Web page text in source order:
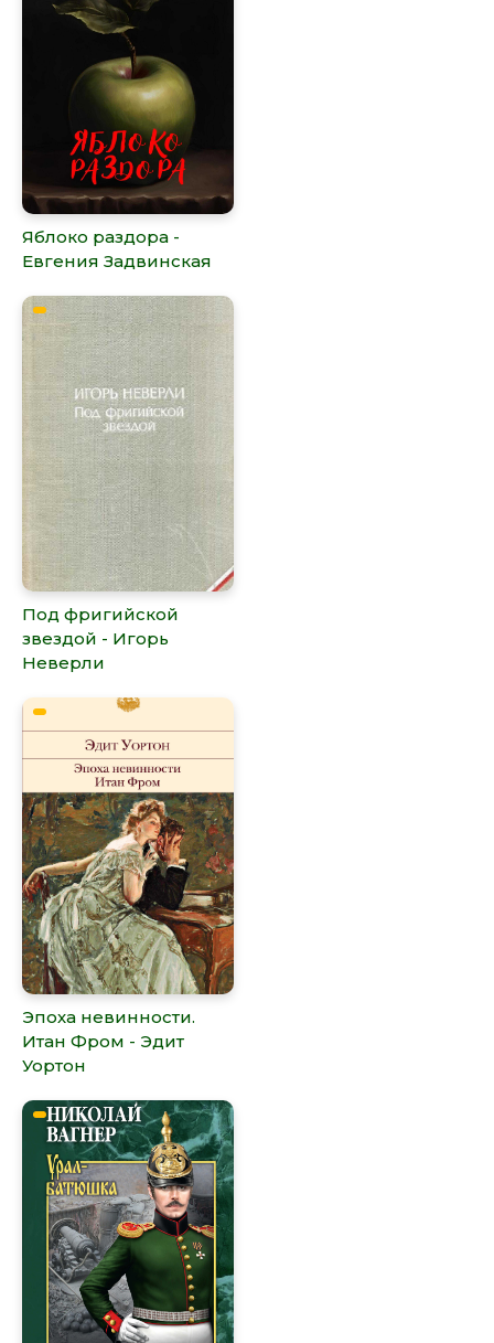
Яблоко раздора -
Евгения Задвинская
Под фригийской
звездой - Игорь
Неверли
Эпоха невинности.
Итан Фром - Эдит
Уортон